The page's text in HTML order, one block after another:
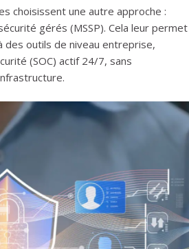
choisissent une autre approche :
gérés (MSSP). Cela leur permet
des outils de niveau entreprise,
(SOC) actif 24/7, sans